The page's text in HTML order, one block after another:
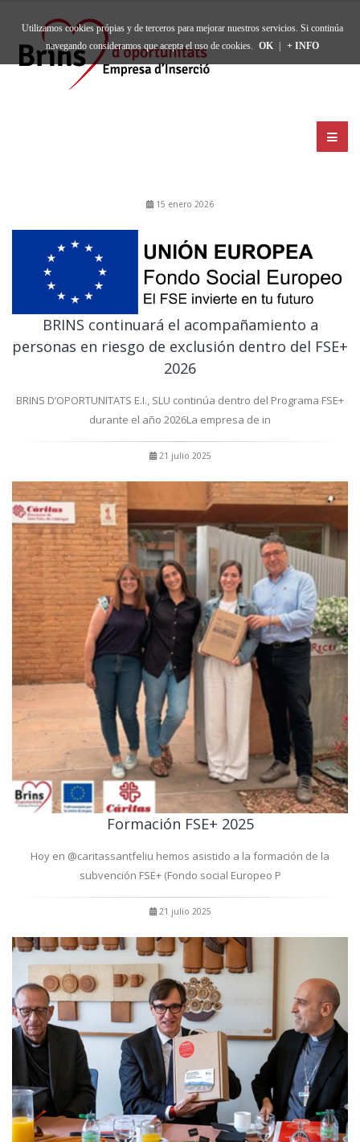
15 enero 2026
BRINS continuará el acompañamiento a
personas en riesgo de exclusión dentro del FSE+
2026
BRINS D’OPORTUNITATS E.I., SLU continúa dentro del Programa FSE+
durante el año 2026La empresa de in
21 julio 2025
Formación FSE+ 2025
Hoy en @caritassantfeliu hemos asistido a la formación de la
subvención FSE+ (Fondo social Europeo P
21 julio 2025
Utilizamos cookies própias y de terceros para mejorar nuestros servicios. Si continúa
navegando consideramos que acepta el uso de cookies. OK + INFO